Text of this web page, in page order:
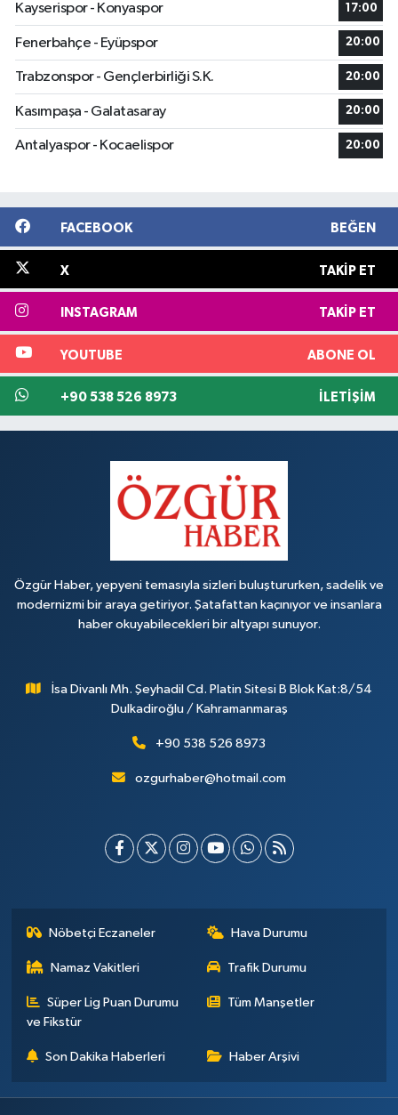
Kayserispor - Konyaspor
17:00
Fenerbahçe - Eyüpspor 20:00
Trabzonspor - Gençlerbirliği S.K. 20:00
Kasımpaşa - Galatasaray 20:00
Antalyaspor - Kocaelispor 20:00
FACEBOOK BEĞEN
X TAKIP ET
INSTAGRAM TAKIP ET
YOUTUBE ABONE OL
+90 538 526 8973 İLETIŞIM
Özgür Haber, yepyeni temasıyla sizleri buluştururken, sadelik ve
modernizmi bir araya getiriyor. Şatafattan kaçınıyor ve insanlara
haber okuyabilecekleri bir altyapı sunuyor.
İsa Divanlı Mh. Şeyhadil Cd. Platin Sitesi B Blok Kat:8/54
Dulkadiroğlu / Kahramanmaraş
+90 538 526 8973
ozgurhaber@hotmail.com
Nöbetçi Eczaneler Hava Durumu
Namaz Vakitleri Trafik Durumu
Süper Lig Puan Durumu
ve Fikstür
Tüm Manşetler
Son Dakika Haberleri Haber Arşivi